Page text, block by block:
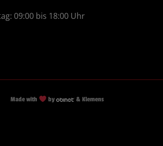
09:00 bis 18:00 Uhr
Made with by & Klemens